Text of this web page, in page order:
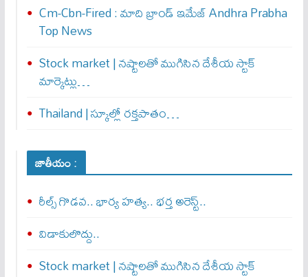
Cm-Cbn-Fired : మాది బ్రాండ్ ఇమేజ్ Andhra Prabha
Top News
Stock market | నష్టాలతో ముగిసిన దేశీయ స్టాక్
మార్కెట్లు…
Thailand | స్కూల్లో రక్తపాతం…
జాతీయం :
రీల్స్ గొడవ.. భార్య హత్య.. భర్త అరెస్ట్..
విడాకులొద్దు..
Stock market | నష్టాలతో ముగిసిన దేశీయ స్టాక్